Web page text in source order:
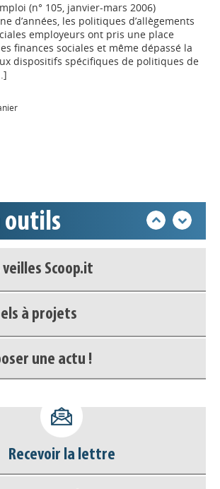
(n° 105, janvier-mars 2006)
d’années, les politiques d’allègements
employeurs ont pris une place
finances sociales et même dépassé la
dispositifs spécifiques de politiques de
outils
à projets
une actu !
documentaire
veilles Scoop.it
à projets
une actu !
documentaire
Recevoir la lettre